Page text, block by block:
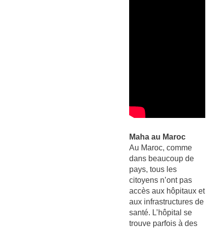
Maha au Maroc
Au Maroc, comme
dans beaucoup de
pays, tous les
citoyens n’ont pas
accès aux hôpitaux et
aux infrastructures de
santé. L’hôpital se
trouve parfois à des